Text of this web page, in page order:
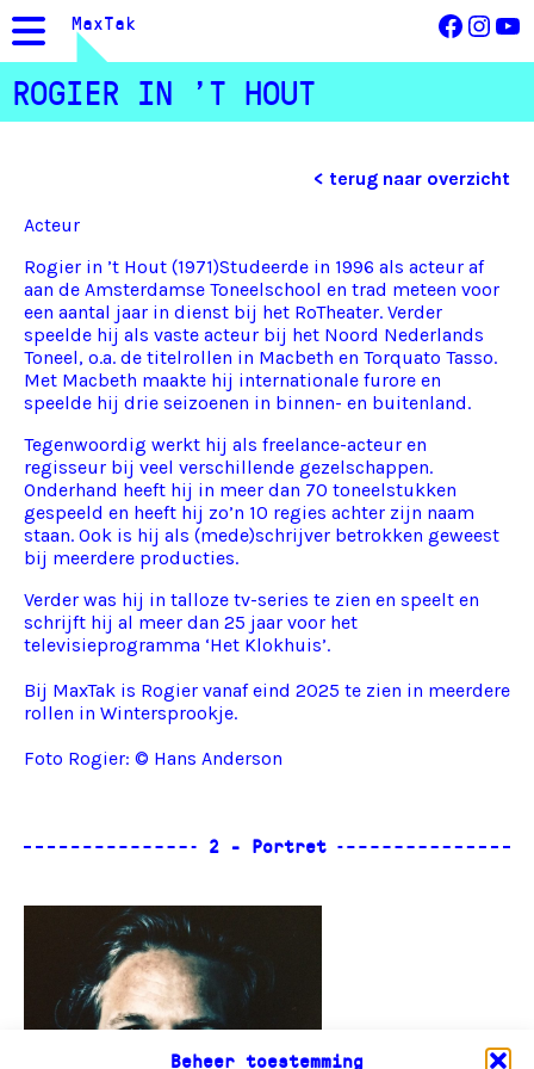
Beheer toestemming
MaxTak
ROGIER IN ’T HOUT
< terug naar overzicht
Acteur
Rogier in ’t Hout (1971)Studeerde in 1996 als acteur af
aan de Amsterdamse Toneelschool en trad meteen voor
een aantal jaar in dienst bij het RoTheater. Verder
speelde hij als vaste acteur bij het Noord Nederlands
Toneel, o.a. de titelrollen in Macbeth en Torquato Tasso.
Met Macbeth maakte hij internationale furore en
speelde hij drie seizoenen in binnen- en buitenland.
Tegenwoordig werkt hij als freelance-acteur en
regisseur bij veel verschillende gezelschappen.
Onderhand heeft hij in meer dan 70 toneelstukken
gespeeld en heeft hij zo’n 10 regies achter zijn naam
staan. Ook is hij als (mede)schrijver betrokken geweest
bij meerdere producties.
Verder was hij in talloze tv-series te zien en speelt en
schrijft hij al meer dan 25 jaar voor het
televisieprogramma ‘Het Klokhuis’.
Bij MaxTak is Rogier vanaf eind 2025 te zien in meerdere
rollen in Wintersprookje.
Foto Rogier: © Hans Anderson